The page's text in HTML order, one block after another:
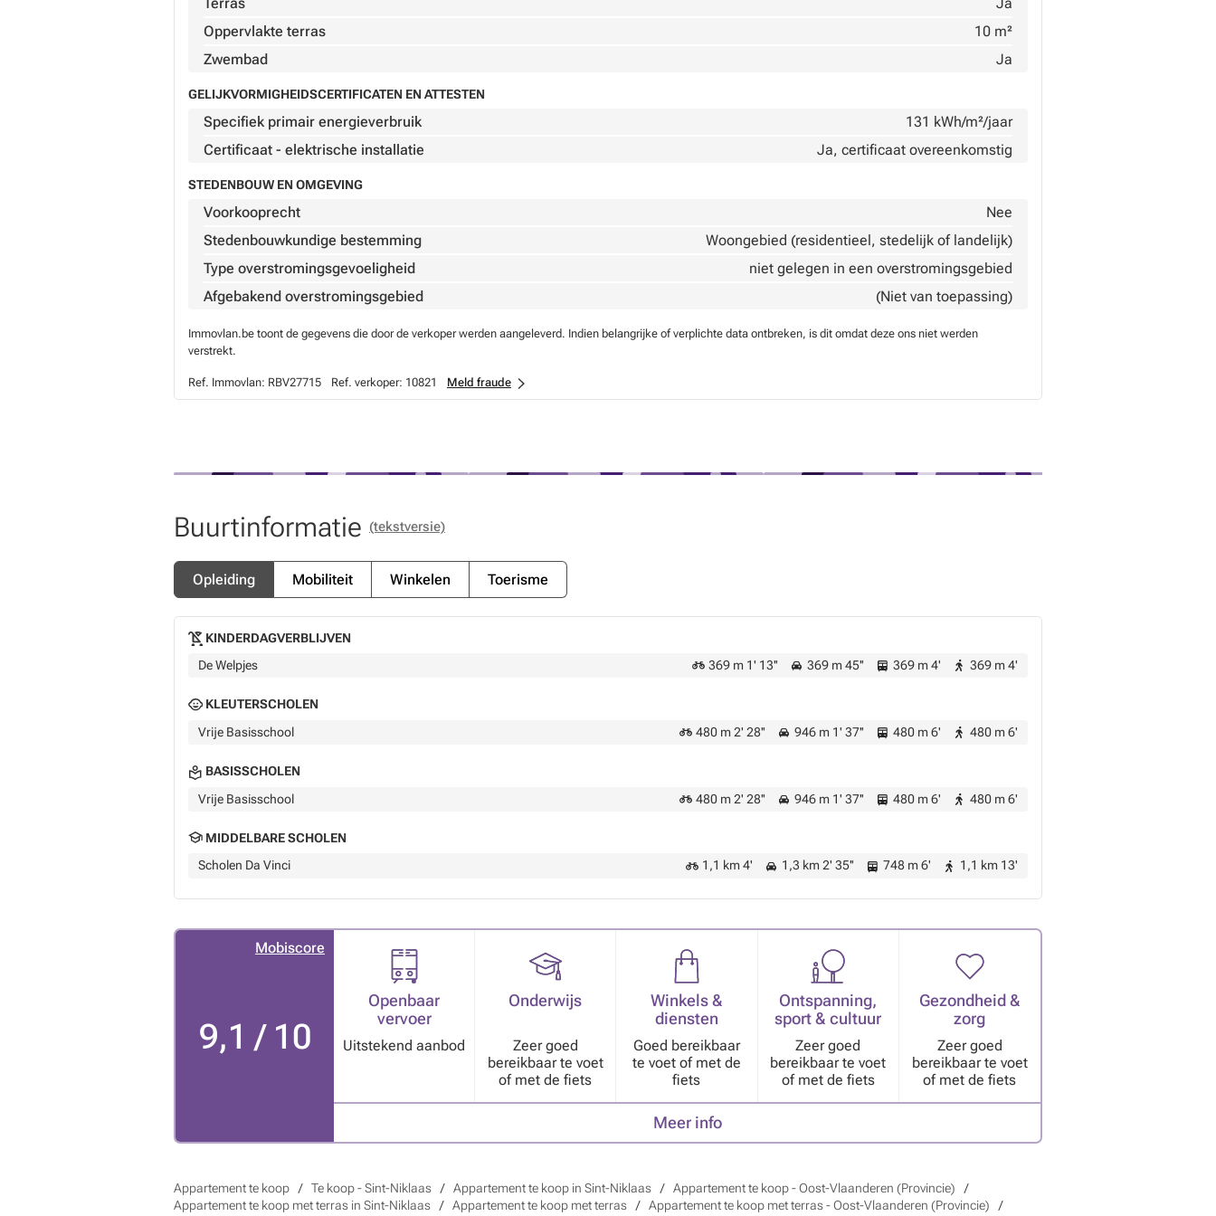
Oppervlakte terras
10 m²
Zwembad
Ja
GELIJKVORMIGHEIDSCERTIFICATEN EN ATTESTEN
Specifiek primair energieverbruik
131 kWh/m²/jaar
Certificaat - elektrische installatie
Ja, certificaat overeenkomstig
STEDENBOUW EN OMGEVING
Voorkooprecht
Nee
Stedenbouwkundige bestemming
Woongebied (residentieel, stedelijk of landelijk)
Type overstromingsgevoeligheid
niet gelegen in een overstromingsgebied
Afgebakend overstromingsgebied
(Niet van toepassing)
Immovlan.be toont de gegevens die door de verkoper werden aangeleverd. Indien belangrijke of verplichte data ontbreken, is dit omdat deze ons niet werden
verstrekt.
Ref. Immovlan: RBV27715 Ref. verkoper: 10821 Meld fraude
Buurtinformatie (tekstversie)
Opleiding Mobiliteit Winkelen Toerisme
KINDERDAGVERBLIJVEN
De Welpjes
369 m 1' 13'' 369 m 45'' 369 m 4' 369 m 4'
KLEUTERSCHOLEN
Vrije Basisschool
480 m 2' 28'' 946 m 1' 37'' 480 m 6' 480 m 6'
BASISSCHOLEN
Vrije Basisschool
480 m 2' 28'' 946 m 1' 37'' 480 m 6' 480 m 6'
MIDDELBARE SCHOLEN
Scholen Da Vinci
1,1 km 4' 1,3 km 2' 35'' 748 m 6' 1,1 km 13'
Mobiscore
9,1 / 10
Openbaar
vervoer
Uitstekend aanbod
Onderwijs
Zeer goed
bereikbaar te voet
of met de fiets
Winkels &
diensten
Goed bereikbaar
te voet of met de
fiets
Ontspanning,
sport & cultuur
Zeer goed
bereikbaar te voet
of met de fiets
Gezondheid &
zorg
Zeer goed
bereikbaar te voet
of met de fiets
Meer info
Appartement te koop Te koop - Sint-Niklaas Appartement te koop in Sint-Niklaas
Appartement te koop - Oost-Vlaanderen (Provincie)
Appartement te koop met terras in Sint-Niklaas
Appartement te koop met terras
Appartement te koop met terras - Oost-Vlaanderen (Provincie)